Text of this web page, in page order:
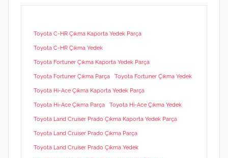
Toyota C-HR Çıkma Kaporta Yedek Parça
Toyota C-HR Çıkma Yedek
Toyota Fortuner Çıkma Kaporta Yedek Parça
Toyota Fortuner Çıkma Parça Toyota Fortuner Çıkma Yedek
Toyota Hi-Ace Çıkma Kaporta Yedek Parça
Toyota Hi-Ace Çıkma Parça Toyota Hi-Ace Çıkma Yedek
Toyota Land Cruiser Prado Çıkma Kaporta Yedek Parça
Toyota Land Cruiser Prado Çıkma Parça
Toyota Land Cruiser Prado Çıkma Yedek